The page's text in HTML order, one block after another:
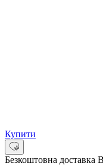
Купити
Безкоштовна доставка